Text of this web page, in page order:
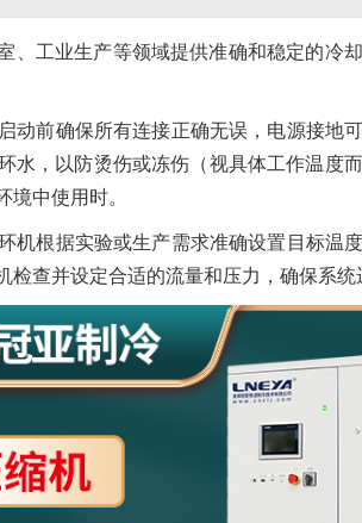
、工业生产等领域提供准确和稳定的冷
动前确保所有连接正确无误，电源接地
水，以防烫伤或冻伤（视具体工作温度
中使用时。
机根据实验或生产需求准确设置目标温
查并设定合适的流量和压力，确保系统